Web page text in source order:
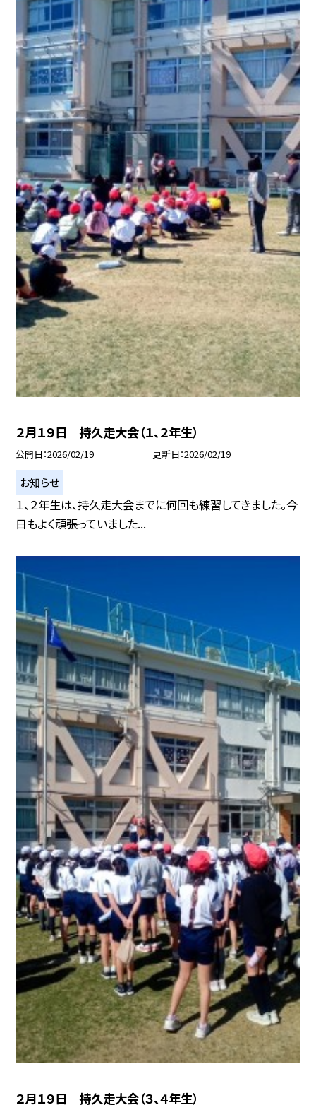
２月１９日 持久走大会（１、２年生）
公開日 2026/02/19 更新日 2026/02/19
お知らせ
１、２年生は、持久走大会までに何回も練習してきました。今
日もよく頑張っていました...
２月１９日 持久走大会（３、４年生）